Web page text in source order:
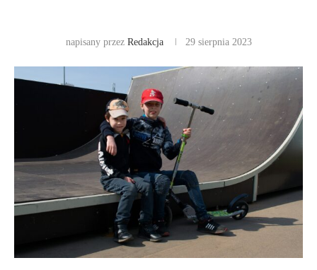
napisany przez Redakcja 29 sierpnia 2023